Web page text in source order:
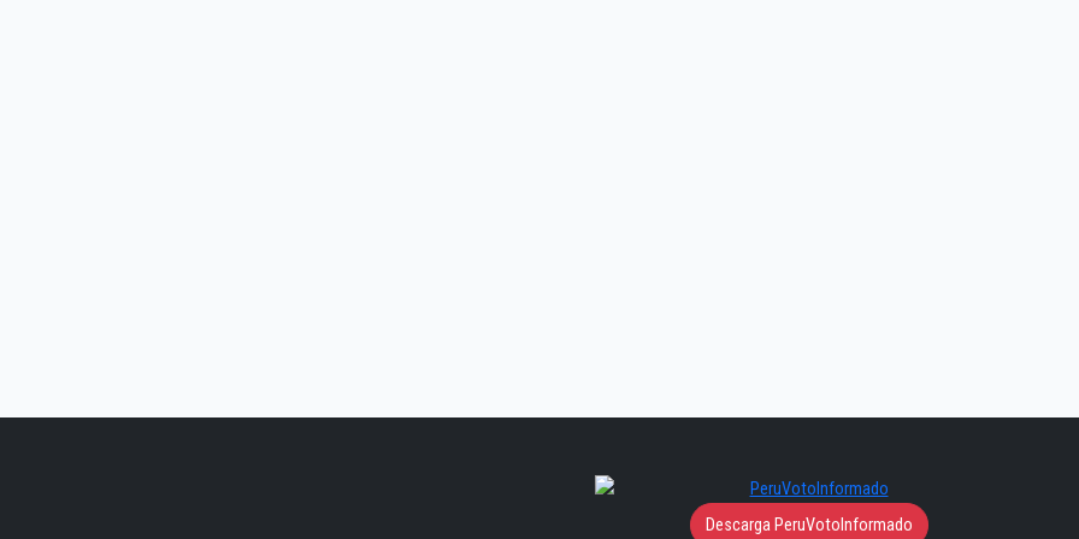
Descarga PeruVotoInformado